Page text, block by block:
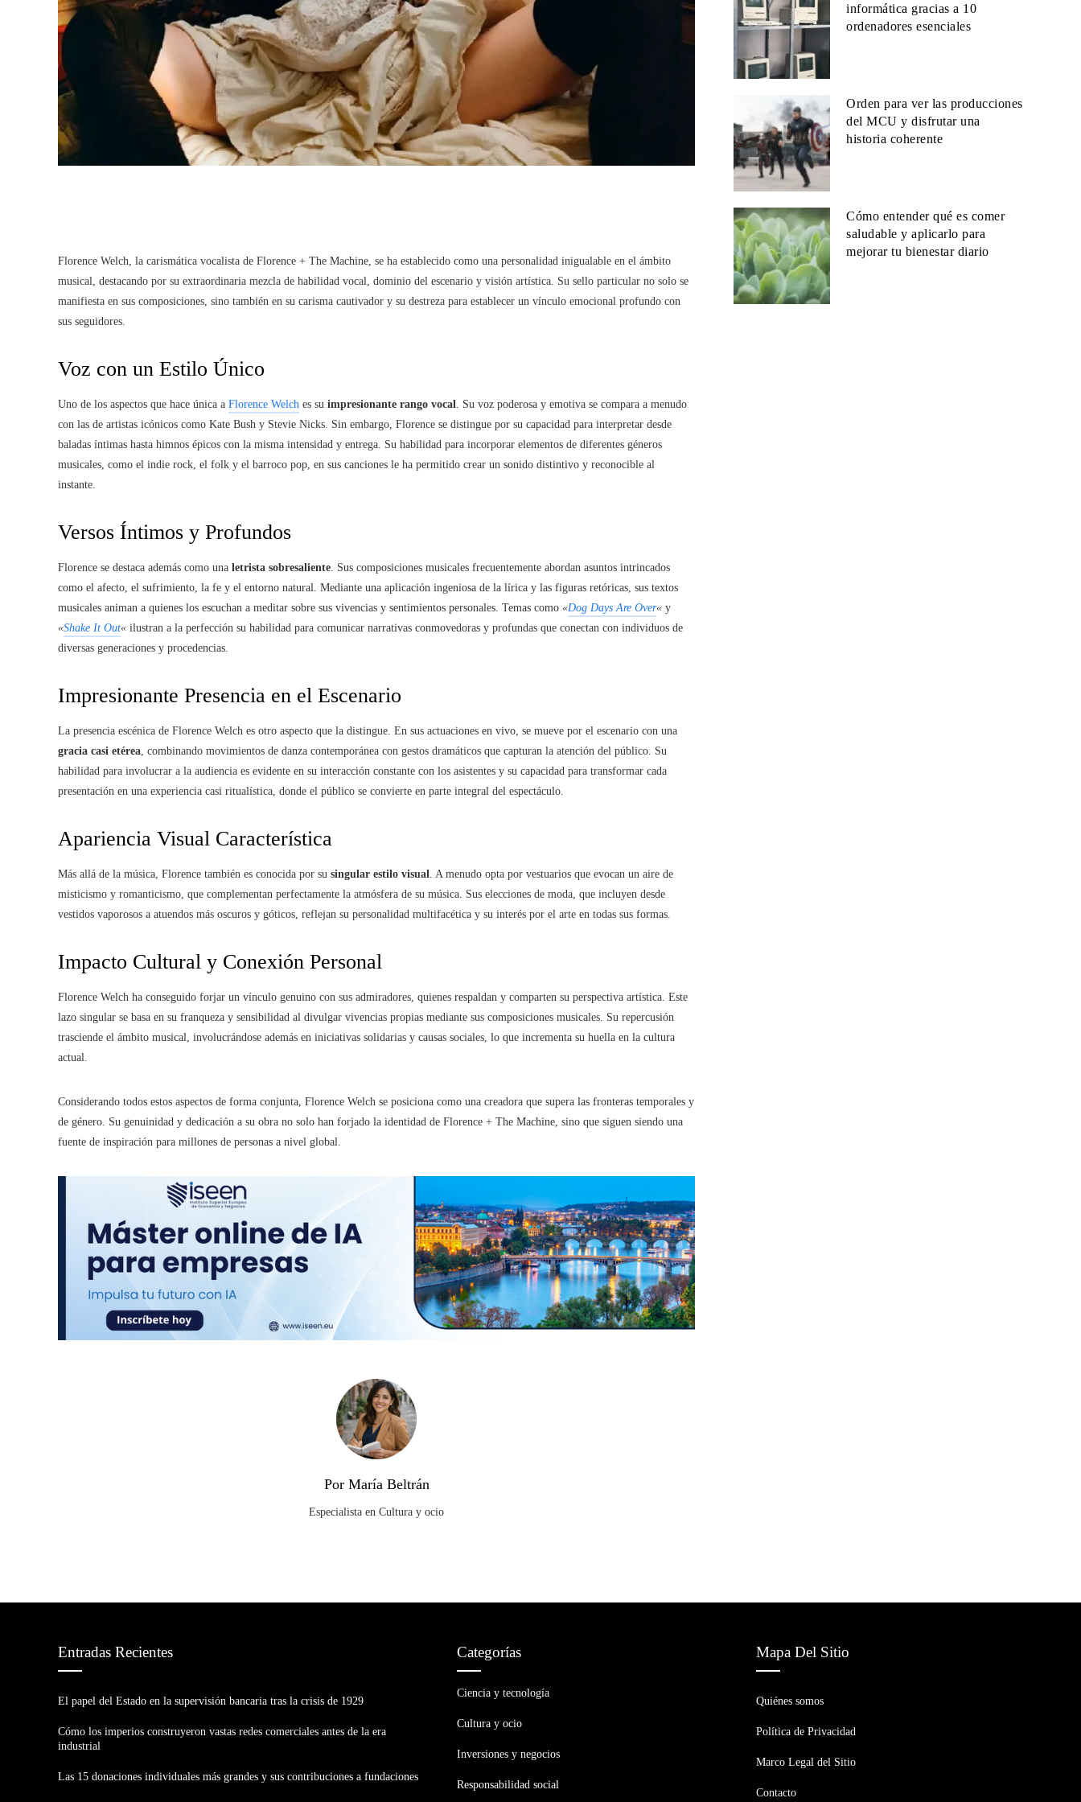
Florence Welch, la carismática vocalista de Florence + The Machine, se ha establecido como una personalidad inigualable en el ámbito
musical, destacando por su extraordinaria mezcla de habilidad vocal, dominio del escenario y visión artística. Su sello particular no solo se
manifiesta en sus composiciones, sino también en su carisma cautivador y su destreza para establecer un vínculo emocional profundo con
sus seguidores.
Voz con un Estilo Único
Uno de los aspectos que hace única a Florence Welch es su impresionante rango vocal. Su voz poderosa y emotiva se compara a menudo
con las de artistas icónicos como Kate Bush y Stevie Nicks. Sin embargo, Florence se distingue por su capacidad para interpretar desde
baladas íntimas hasta himnos épicos con la misma intensidad y entrega. Su habilidad para incorporar elementos de diferentes géneros
musicales, como el indie rock, el folk y el barroco pop, en sus canciones le ha permitido crear un sonido distintivo y reconocible al
instante.
Versos Íntimos y Profundos
Florence se destaca además como una letrista sobresaliente. Sus composiciones musicales frecuentemente abordan asuntos intrincados
como el afecto, el sufrimiento, la fe y el entorno natural. Mediante una aplicación ingeniosa de la lírica y las figuras retóricas, sus textos
musicales animan a quienes los escuchan a meditar sobre sus vivencias y sentimientos personales. Temas como «Dog Days Are Over« y
«Shake It Out« ilustran a la perfección su habilidad para comunicar narrativas conmovedoras y profundas que conectan con individuos de
diversas generaciones y procedencias.
Impresionante Presencia en el Escenario
La presencia escénica de Florence Welch es otro aspecto que la distingue. En sus actuaciones en vivo, se mueve por el escenario con una
gracia casi etérea, combinando movimientos de danza contemporánea con gestos dramáticos que capturan la atención del público. Su
habilidad para involucrar a la audiencia es evidente en su interacción constante con los asistentes y su capacidad para transformar cada
presentación en una experiencia casi ritualística, donde el público se convierte en parte integral del espectáculo.
Apariencia Visual Característica
Más allá de la música, Florence también es conocida por su singular estilo visual. A menudo opta por vestuarios que evocan un aire de
misticismo y romanticismo, que complementan perfectamente la atmósfera de su música. Sus elecciones de moda, que incluyen desde
vestidos vaporosos a atuendos más oscuros y góticos, reflejan su personalidad multifacética y su interés por el arte en todas sus formas.
Impacto Cultural y Conexión Personal
Florence Welch ha conseguido forjar un vínculo genuino con sus admiradores, quienes respaldan y comparten su perspectiva artística. Este
lazo singular se basa en su franqueza y sensibilidad al divulgar vivencias propias mediante sus composiciones musicales. Su repercusión
trasciende el ámbito musical, involucrándose además en iniciativas solidarias y causas sociales, lo que incrementa su huella en la cultura
actual.
Considerando todos estos aspectos de forma conjunta, Florence Welch se posiciona como una creadora que supera las fronteras temporales y
de género. Su genuinidad y dedicación a su obra no solo han forjado la identidad de Florence + The Machine, sino que siguen siendo una
fuente de inspiración para millones de personas a nivel global.
Por María Beltrán
Especialista en Cultura y ocio
informática gracias a 10
ordenadores esenciales
Orden para ver las producciones
del MCU y disfrutar una
historia coherente
Cómo entender qué es comer
saludable y aplicarlo para
mejorar tu bienestar diario
Entradas Recientes
El papel del Estado en la supervisión bancaria tras la crisis de 1929
Cómo los imperios construyeron vastas redes comerciales antes de la era
industrial
Las 15 donaciones individuales más grandes y sus contribuciones a fundaciones
Categorías
Ciencia y tecnología
Cultura y ocio
Inversiones y negocios
Responsabilidad social
Mapa Del Sitio
Quiénes somos
Política de Privacidad
Marco Legal del Sitio
Contacto